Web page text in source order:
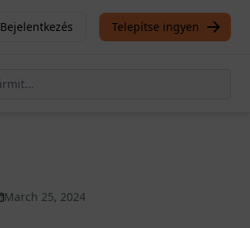
Bejelentkezés Telepítse ingyen
March 25, 2024